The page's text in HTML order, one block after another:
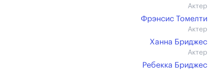
Актер
Фрэнсис Томелти
Актер
Ханна Бриджес
Актер
Ребекка Бриджес